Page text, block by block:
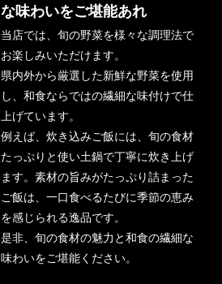
な味わいをご堪能あれ
当店では、旬の野菜を様々な調理法で
お楽しみいただけます。
県内外から厳選した新鮮な野菜を使用
し、和食ならではの繊細な味付けで仕
上げています。
例えば、炊き込みご飯には、旬の食材
たっぷりと使い土鍋で丁寧に炊き上げ
ます。素材の旨みがたっぷり詰まった
ご飯は、一口食べるたびに季節の恵み
を感じられる逸品です。
是非、旬の食材の魅力と和食の繊細な
味わいをご堪能ください。